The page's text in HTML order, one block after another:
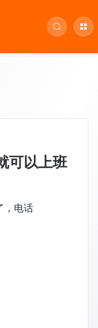
可以上班
，电话